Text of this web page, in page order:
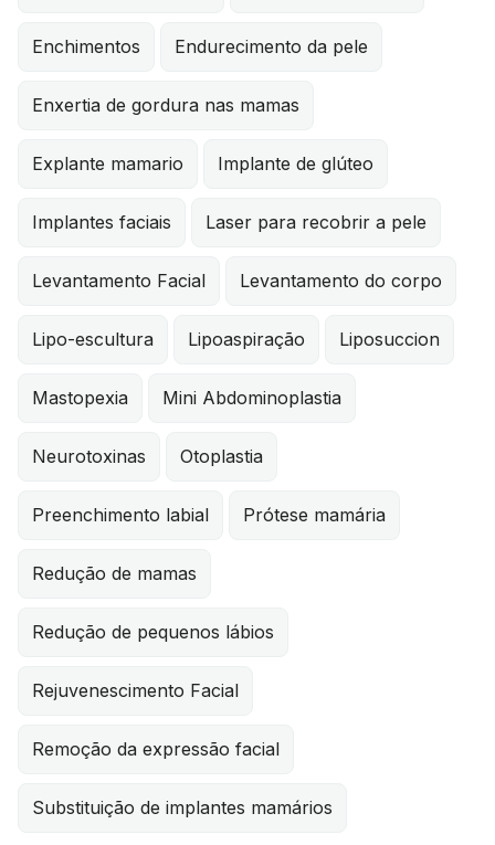
Enchimentos Endurecimento da pele
Enxertia de gordura nas mamas
Explante mamario Implante de glúteo
Implantes faciais Laser para recobrir a pele
Levantamento Facial Levantamento do corpo
Lipo-escultura Lipoaspiração Liposuccion
Mastopexia Mini Abdominoplastia
Neurotoxinas Otoplastia
Preenchimento labial Prótese mamária
Redução de mamas
Redução de pequenos lábios
Rejuvenescimento Facial
Remoção da expressão facial
Substituição de implantes mamários